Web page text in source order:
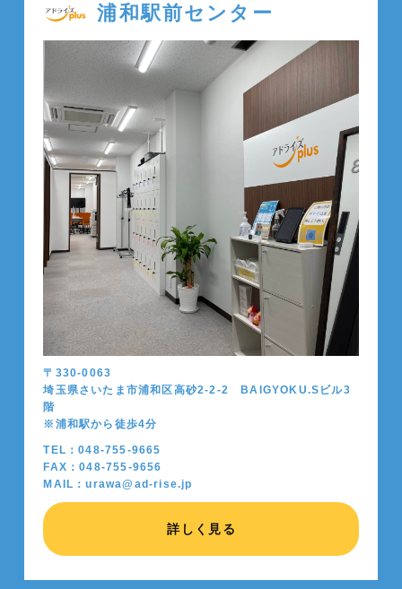
浦和駅前センター
〒330-0063
埼玉県さいたま市浦和区高砂2-2-2 BAIGYOKU.Sビル3
階
※浦和駅から徒歩4分
TEL：048-755-9665
FAX：048-755-9656
MAIL：urawa@ad-rise.jp
詳しく見る